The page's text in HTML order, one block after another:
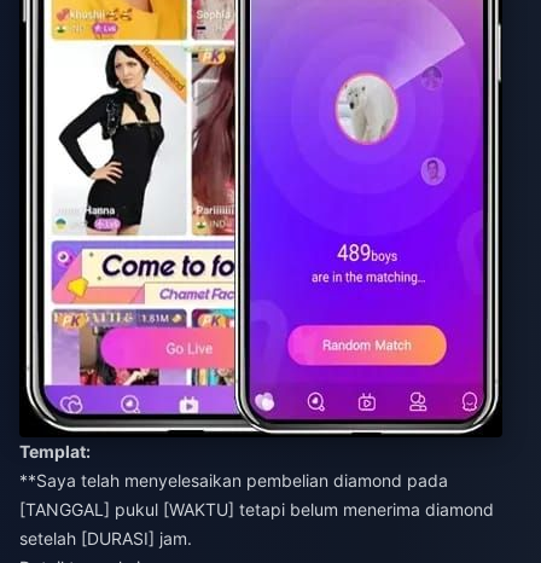
Templat:
**Saya telah menyelesaikan pembelian diamond pada
[TANGGAL] pukul [WAKTU] tetapi belum menerima diamond
setelah [DURASI] jam.